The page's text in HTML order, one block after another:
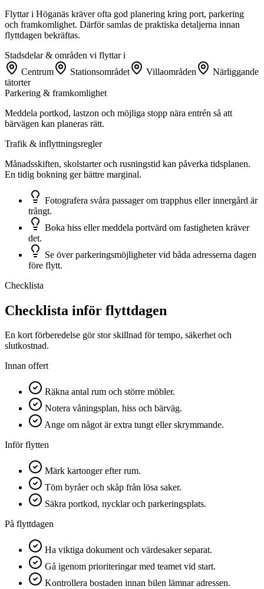
Flyttar i Höganäs kräver ofta god planering kring port, parkering
och framkomlighet. Därför samlas de praktiska detaljerna innan
flyttdagen bekräftas.
Stadsdelar & områden vi flyttar i
Centrum
Stationsområdet Villaområden
Närliggande
tätorter
Parkering & framkomlighet
Meddela portkod, lastzon och möjliga stopp nära entrén så att
bärvägen kan planeras rätt.
Trafik & inflyttningsregler
Månadsskiften, skolstarter och rusningstid kan påverka tidsplanen.
En tidig bokning ger bättre marginal.
Fotografera svåra passager om trapphus eller innergård är
trångt.
Boka hiss eller meddela portvärd om fastigheten kräver
det.
Se över parkeringsmöjligheter vid båda adresserna dagen
före flytt.
Checklista
Checklista inför flyttdagen
En kort förberedelse gör stor skillnad för tempo, säkerhet och
slutkostnad.
Innan offert
Räkna antal rum och större möbler.
Notera våningsplan, hiss och bärväg.
Ange om något är extra tungt eller skrymmande.
Inför flytten
Märk kartonger efter rum.
Töm byråer och skåp från lösa saker.
Säkra portkod, nycklar och parkeringsplats.
På flyttdagen
Ha viktiga dokument och värdesaker separat.
Gå igenom prioriteringar med teamet vid start.
Kontrollera bostaden innan bilen lämnar adressen.